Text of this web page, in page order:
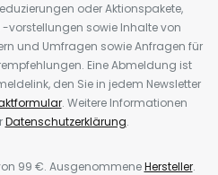
oder Aktionspakete,
vorstellungen sowie Inhalte von
und Umfragen sowie Anfragen für
Eine Abmeldung ist
den Sie in jedem Newsletter
. Weitere Informationen
Datenschutzerklärung.
99 €. AusgenommeneHersteller.